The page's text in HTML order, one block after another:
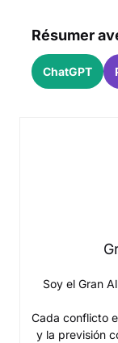
Résumer
ChatGPT
Soy el Gran
Cada conflicto
y la previsión